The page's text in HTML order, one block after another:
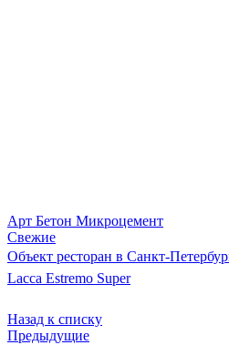
Арт Бетон Микроцемент
Свежие
Объект ресторан в Санкт-
Lacca Estremo Super
Назад к списку
Предыдущие